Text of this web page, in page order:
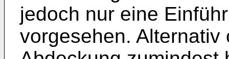
jedoch nur eine
vorgesehen.